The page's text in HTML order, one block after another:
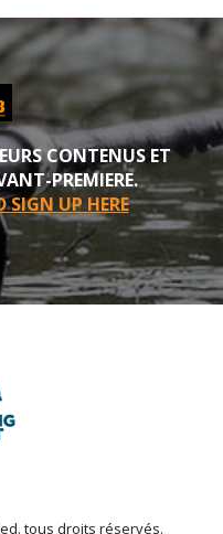
CONTENUS ET
PREMIERE.
SIGN UP HERE
tous droits réservés.